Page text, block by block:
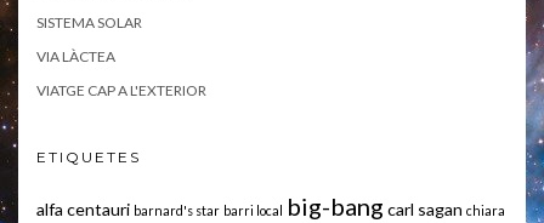
SISTEMA SOLAR
VIA LÀCTEA
VIATGE CAP A L'EXTERIOR
ETIQUETES
alfa centauri barnard's star barri local big-bang carl sagan chiara